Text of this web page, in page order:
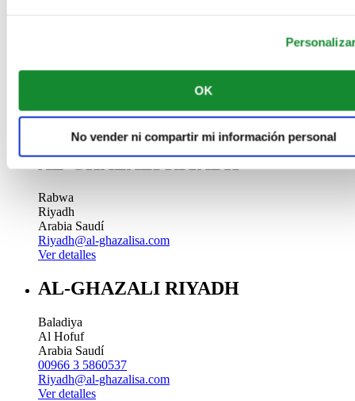
OK
No vender ni compartir mi información personal
Riyadh
Riyadh@al-ghazalisa.com
Ver detalles
AL-GHAZALI RIYADH
Rabwa
Riyadh
Arabia Saudí
Riyadh@al-ghazalisa.com
Ver detalles
AL-GHAZALI RIYADH
Baladiya
Al Hofuf
Arabia Saudí
00966 3 5860537
Riyadh@al-ghazalisa.com
Ver detalles